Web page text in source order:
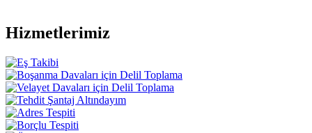
Hizmetlerimiz